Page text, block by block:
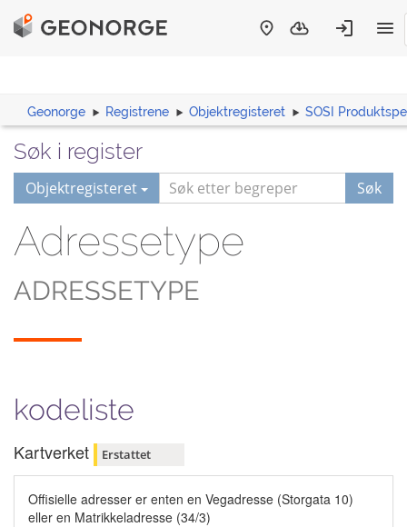
Geonorge Registrene Objektregisteret SOSI
Søk i register
Objektregisteret Søk
Adressetype
ADRESSETYPE
kodeliste
Kartverket Erstattet
Offisielle adresser er enten en Vegadresse (Storgata 10)
eller en Matrikkeladresse (34/3)